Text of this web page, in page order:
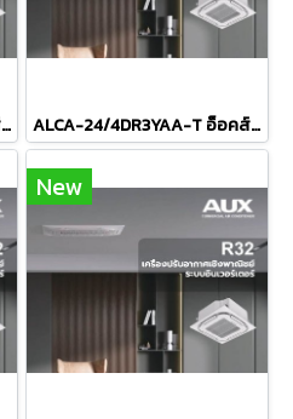
ALCA-48/5DR3YAA-T อ็อคส์ AUX แบบฝ้งฝ้าเพดาน 4ทิศทาง รุ่น Cassette Inverter R-32 ขนาด 50,000BTU เบอร์5 ระบบไฟ 380V รีโมทไร้สาย 2026 (เฉพาะเครื่อง) ALCA-24/4DR3YAA-T อ็อคส์ AUX แบบฝ้งฝ้าเพดาน 4ทิศทาง รุ่น Cassette Inverter R-32 ขนาด 25,800BTU เบอร์5 รีโมทไร้สาย 2026 (เฉพาะเครื่อง)
New